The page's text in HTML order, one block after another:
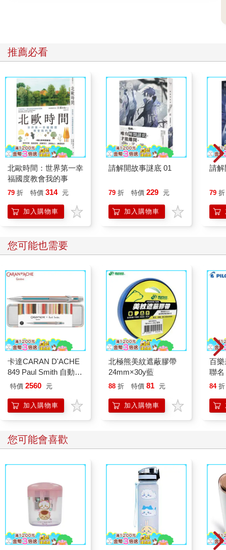
一部慢速車——如一輛老夫婦駕駛的露營車（RV）——時，你會
看到每一輛貨櫃皆會先打上好一陣左方向燈，接著很方正的、很
遲鈍的、很不慌不忙的進入內車道，超過了那輛慢車，再打上一
陣右方向燈，再進入外車道。就這樣，一輛完成，另一輛也完全
如此，接著第三輛、第四輛、第五輛，然後是我，我於是也不自
禁的很方正的、很不慌不忙的，打燈、換道、超前、再打燈、然
後換回原道。完成換道後，我聽到前行的貨櫃車響了兩下喇叭，
又看到駕駛的左手伸出在左後視鏡前比了一比，像是說：「Good
job！」我感到有一絲受寵若驚；他們竟然把我列入車隊中的一
員。
再美好的相聚，也有賦離的一刻。這樣的途程持續兩三個小時，
在轉出時，按了兩聲喇叭，如同道別；我立然加上一點速度，與
他們平行一段，也按了兩聲喇叭，做為道別，以及，道謝。
是哪裡。(未完)
推薦必看
北歐時間：世界第一幸
福國度教會我的事
79 折 特價 314 元
加入購物車
請解開故事謎底 01
79 折 特價 229 元
加入購物車
請解
79 折
您可能也需要
卡達CARAN D'ACHE
849 Paul Smith 自動鉛
筆 ED.5 條紋銀
特價 2560 元
加入購物車
北極熊美紋遮蔽膠帶
24mm×30y藍
88 折 特價 81 元
加入購物車
百
聯
84 折
您可能會喜歡